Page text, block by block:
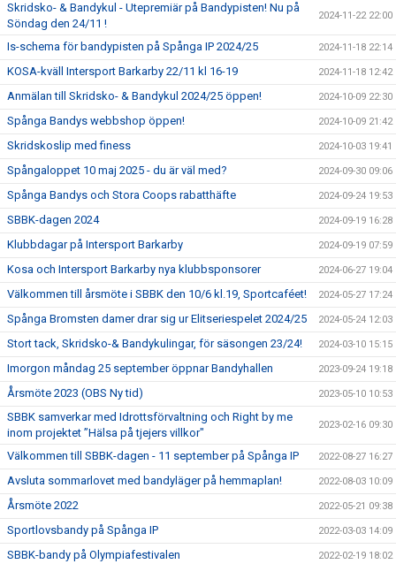
Skridsko- & Bandykul - Utepremiär på Bandypisten! Nu på
Söndag den 24/11 !
2024-11-22 22:00
Is-schema för bandypisten på Spånga IP 2024/25 2024-11-18 22:14
KOSA-kväll Intersport Barkarby 22/11 kl 16-19 2024-11-18 12:42
Anmälan till Skridsko- & Bandykul 2024/25 öppen! 2024-10-09 22:30
Spånga Bandys webbshop öppen! 2024-10-09 21:42
Skridskoslip med finess 2024-10-03 19:41
Spångaloppet 10 maj 2025 - du är väl med? 2024-09-30 09:06
Spånga Bandys och Stora Coops rabatthäfte 2024-09-24 19:53
SBBK-dagen 2024 2024-09-19 16:28
Klubbdagar på Intersport Barkarby 2024-09-19 07:59
Kosa och Intersport Barkarby nya klubbsponsorer 2024-06-27 19:04
Välkommen till årsmöte i SBBK den 10/6 kl.19, Sportcaféet! 2024-05-27 17:24
Spånga Bromsten damer drar sig ur Elitseriespelet 2024/25 2024-05-24 12:03
Stort tack, Skridsko-& Bandykulingar, för säsongen 23/24! 2024-03-10 15:15
Imorgon måndag 25 september öppnar Bandyhallen 2023-09-24 19:18
Årsmöte 2023 (OBS Ny tid) 2023-05-10 10:53
SBBK samverkar med Idrottsförvaltning och Right by me
inom projektet ”Hälsa på tjejers villkor"
2023-02-16 09:30
Välkommen till SBBK-dagen - 11 september på Spånga IP 2022-08-27 16:27
Avsluta sommarlovet med bandyläger på hemmaplan! 2022-08-03 10:09
Årsmöte 2022 2022-05-21 09:38
Sportlovsbandy på Spånga IP 2022-03-03 14:09
SBBK-bandy på Olympiafestivalen 2022-02-19 18:02